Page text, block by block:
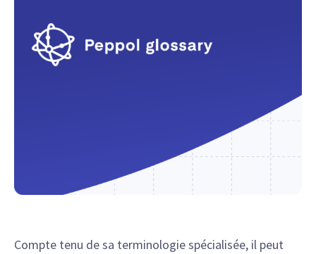
Compte tenu de sa terminologie spécialisée, il peut